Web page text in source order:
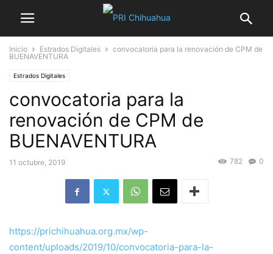
Inicio Estrados Digitales
convocatoria para la renovación de CPM de
BUENAVENTURA
Estrados Digitales
convocatoria para la
renovación de CPM de
BUENAVENTURA
11 octubre, 2019 0
782
https://prichihuahua.org.mx/wp-
content/uploads/2019/10/convocatoria-para-la-